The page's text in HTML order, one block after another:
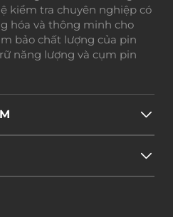
kiểm tra chuyên nghiệp có
hóa và thông minh cho
bảo chất lượng của pin
năng lượng và cụm pin